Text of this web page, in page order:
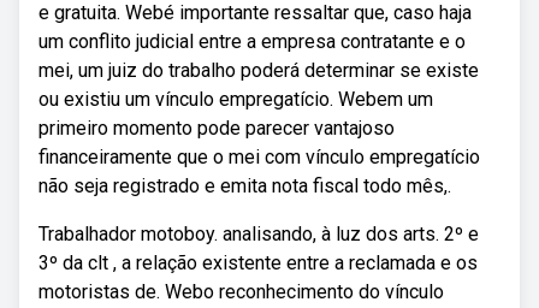
e gratuita. Webé importante ressaltar que, caso haja
um conflito judicial entre a empresa contratante e o
mei, um juiz do trabalho poderá determinar se existe
ou existiu um vínculo empregatício. Webem um
primeiro momento pode parecer vantajoso
financeiramente que o mei com vínculo empregatício
não seja registrado e emita nota fiscal todo mês,.
Trabalhador motoboy. analisando, à luz dos arts. 2º e
3º da clt , a relação existente entre a reclamada e os
motoristas de. Webo reconhecimento do vínculo